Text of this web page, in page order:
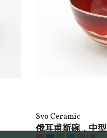
Svo Ceramic
俄耳甫斯碗，中型